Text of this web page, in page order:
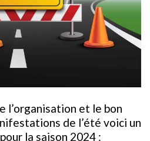
l’organisation et le bon
de l’été voici un
la saison 2024 :